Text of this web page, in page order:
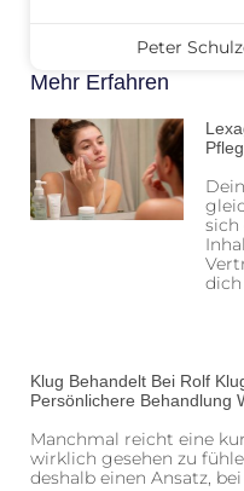
Peter
Mehr Erfahren
Klug Behandelt Bei Rolf
Persönlichere Behandlung
Manchmal reicht eine
wirklich gesehen zu
deshalb einen Ansatz,